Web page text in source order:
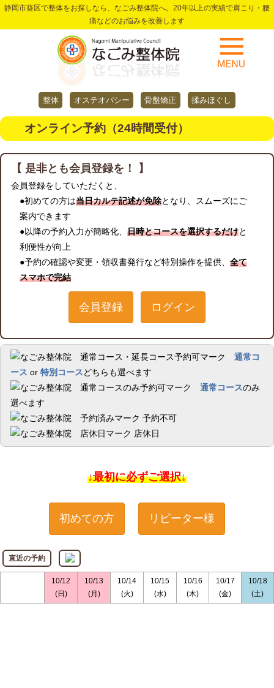
静岡市葵区で整体をお探しなら、なごみ整体院へ。20年以上の実績で肩こり・腰
痛などのお悩みを改善します
整体 オステオパシー 骨盤矯正 揉みほぐし
オンライン予約（24時間受付）
【 是非とも会員登録を！ 】
会員登録をしていただくと、
●初めての方は当日カルテ記述が免除となり、スムーズにご
案内できます
●以降の予約入力が簡略化、 日時とコースを選択するだけと
利便性が向上
●予約の確認や変更・領収書発行など特別操作を提供、 全て
スマホで完結
会員登録 ログイン
通常コ
ース or 特別コースどちらも選べます
通常コースのみ
選べます
予約不可
店休日
↓最初に必ずご選択↓
初めての方 リピーター様
直近の予約
10/12
(日)
10/13
(月)
10/14
(火)
10/15
(水)
10/16
(木)
10/17
(金)
10/18
(土)